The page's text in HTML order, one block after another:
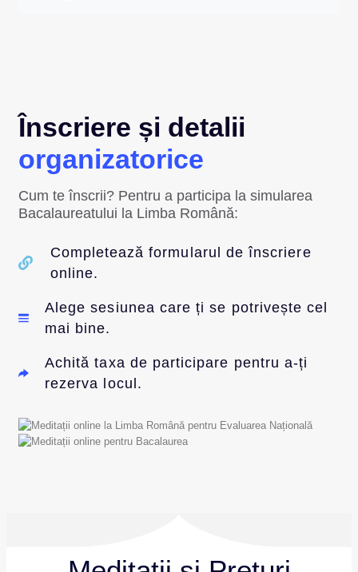
Înscriere și detalii
organizatorice
Cum te înscrii? Pentru a participa la simularea
Bacalaureatului la Limba Română:
Completează formularul de înscriere
online.
Alege sesiunea care ți se potrivește cel
mai bine.
Achită taxa de participare pentru a-ți
rezerva locul.